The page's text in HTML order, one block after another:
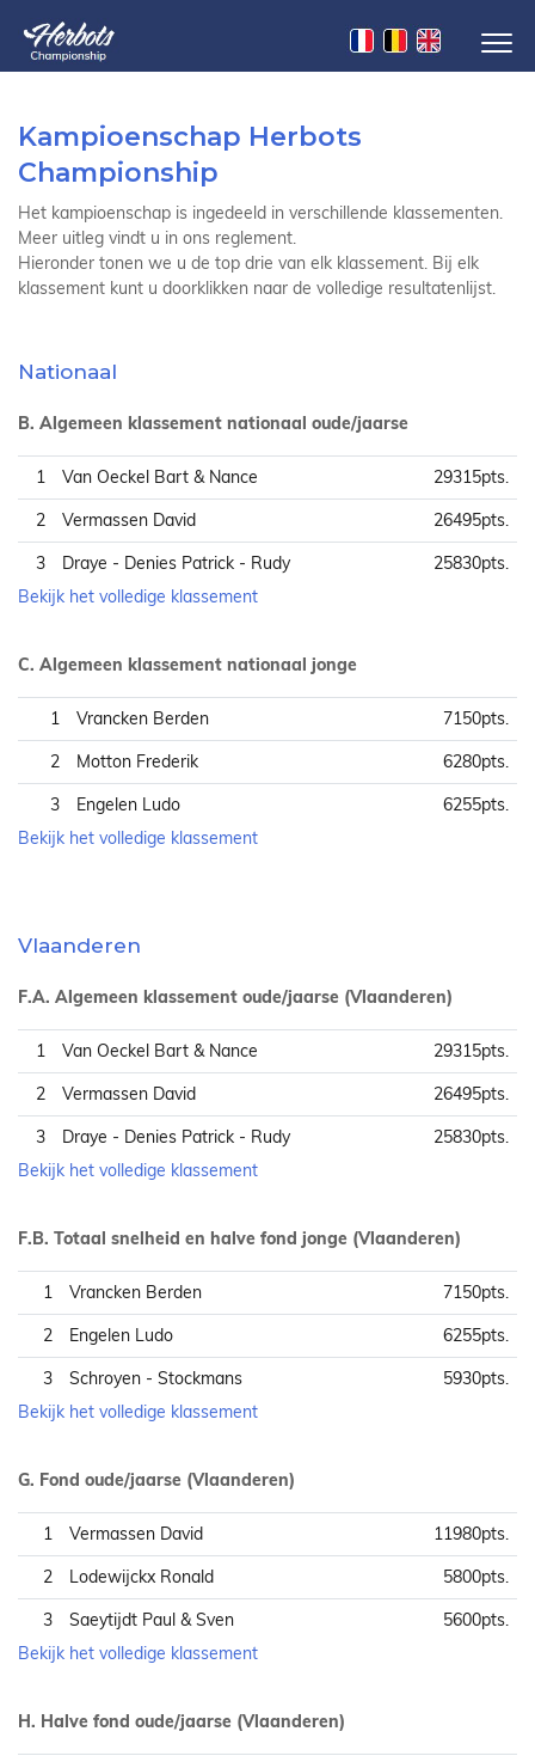
Kampioenschap Herbots
Championship
Het kampioenschap is ingedeeld in verschillende klassementen.
Meer uitleg vindt u in ons reglement.
Hieronder tonen we u de top drie van elk klassement. Bij elk
klassement kunt u doorklikken naar de volledige resultatenlijst.
Nationaal
B. Algemeen klassement nationaal oude/jaarse
1 Van Oeckel Bart & Nance
29315pts.
2
Vermassen David
26495pts.
3
Draye - Denies Patrick - Rudy
25830pts.
Bekijk het volledige klassement
C. Algemeen klassement nationaal jonge
1 Vrancken Berden
7150pts.
2
Motton Frederik
6280pts.
3
Engelen Ludo
6255pts.
Bekijk het volledige klassement
Vlaanderen
F.A. Algemeen klassement oude/jaarse (Vlaanderen)
1 Van Oeckel Bart & Nance
29315pts.
2
Vermassen David
26495pts.
3
Draye - Denies Patrick - Rudy
25830pts.
Bekijk het volledige klassement
F.B. Totaal snelheid en halve fond jonge (Vlaanderen)
1 Vrancken Berden
7150pts.
2
Engelen Ludo
6255pts.
3
Schroyen - Stockmans
5930pts.
Bekijk het volledige klassement
G. Fond oude/jaarse (Vlaanderen)
1 Vermassen David
11980pts.
2
Lodewijckx Ronald
5800pts.
3
Saeytijdt Paul & Sven
5600pts.
Bekijk het volledige klassement
H. Halve fond oude/jaarse (Vlaanderen)